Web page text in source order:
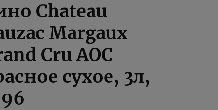
Chateau
Margaux
Cru AOC
сухое, 3л,